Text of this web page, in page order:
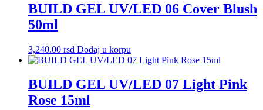
BUILD GEL UV/LED 06 Cover Blush
50ml
3,240.00 rsd Dodaj u korpu
BUILD GEL UV/LED 07 Light Pink
Rose 15ml